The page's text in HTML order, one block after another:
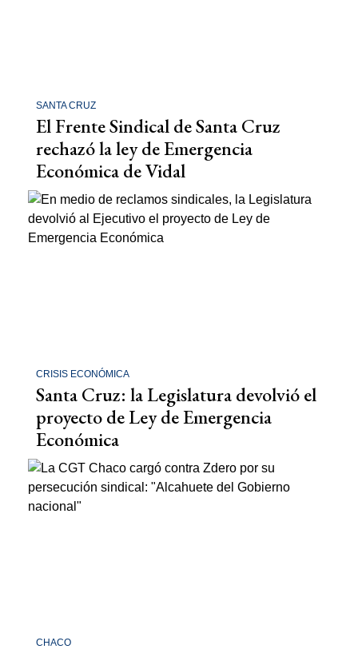
SANTA CRUZ
El Frente Sindical de Santa Cruz
rechazó la ley de Emergencia
Económica de Vidal
CRISIS ECONÓMICA
Santa Cruz: la Legislatura devolvió el
proyecto de Ley de Emergencia
Económica
CHACO